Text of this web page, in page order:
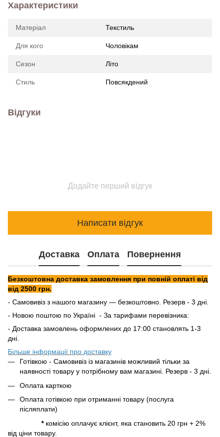
Характеристики
Матеріал Текстиль
Для кого Чоловікам
Сезон Літо
Стиль Повсякдений
Відгуки
Додайте перший відгук
Написати відгук
Доставка Оплата Повернення
Безкоштовна доставка замовлення при повній оплаті від
від 2500 грн.
- Самовивіз з нашого магазину — безкоштовно. Резерв - 3 дні.
- Новою поштою по Україні - За тарифами перевізника:
- Доставка замовлень оформлених до 17:00 становлять 1-3
дні.
Більше інформації про доставку
Готівкою - Самовивіз із магазинів можливий тільки за
наявності товару у потрібному вам магазині. Резерв - 3 дні.
Оплата карткою
Оплата готівкою при отриманні товару (послуга
післяплати)
* комісію оплачує клієнт, яка становить 20 грн + 2%
від ціни товару.